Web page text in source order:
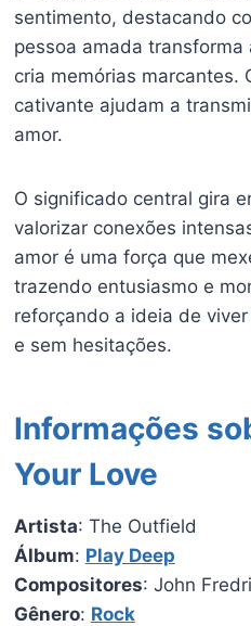
sentimento, destacando
pessoa amada
cria memórias marcantes.
cativante ajudam a
amor.
O significado central gira
valorizar conexões
amor é uma força que
trazendo entusiasmo e
reforçando a ideia de
e sem hesitações.
Informações
Your Love
Artista: The Outfield
Álbum: Play Deep
Compositores: John
Gênero: Rock